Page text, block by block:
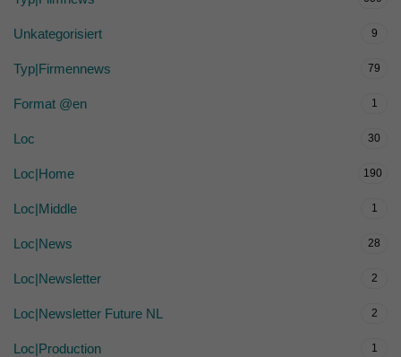
Unkategorisiert 9
Typ|Firmennews 79
Format @en 1
Loc 30
Loc|Home 190
Loc|Middle 1
Loc|News 28
Loc|Newsletter 2
Loc|Newsletter Future NL 2
Loc|Production 1